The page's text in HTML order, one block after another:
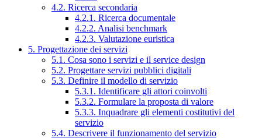
4.2. Ricerca secondaria
4.2.1. Ricerca documentale
4.2.2. Analisi benchmark
4.2.3. Valutazione euristica
5. Progettazione dei servizi
5.1. Cosa sono i servizi e il service design
5.2. Progettare servizi pubblici digitali
5.3. Definire il modello di servizio
5.3.1. Identificare gli attori coinvolti
5.3.2. Formulare la proposta di valore
5.3.3. Inquadrare gli elementi costitutivi del
servizio
5.4. Descrivere il funzionamento del servizio